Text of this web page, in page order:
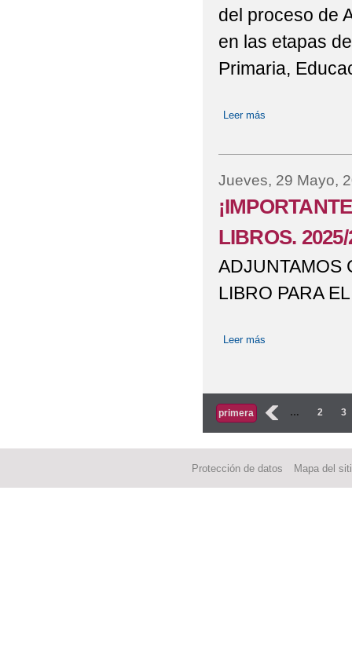
del proceso de
en las etapas
Primaria,
Leer más
Jueves, 29 Mayo,
LIBROS. 2025/
ADJUNTAMOS
LIBRO PARA
Leer más
Páginas
primera ‹ … 2 3
Protección de datos Mapa del